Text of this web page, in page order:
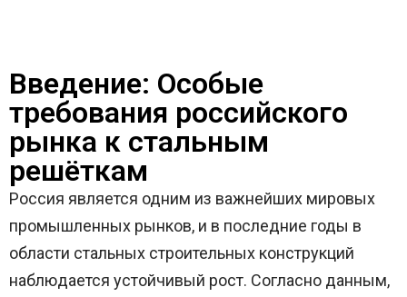
Введение: Особые
требования российского
рынка к стальным
решёткам
Россия является одним из важнейших мировых
промышленных рынков, и в последние годы в
области стальных строительных конструкций
наблюдается устойчивый рост. Согласно данным,